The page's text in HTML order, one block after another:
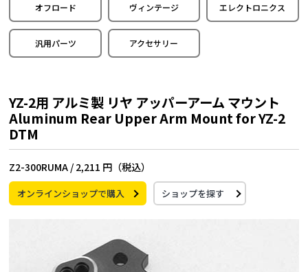
オフロード ヴィンテージ エレクトロニクス
汎用パーツ アクセサリー
YZ-2用 アルミ製 リヤ アッパーアーム マウント
Aluminum Rear Upper Arm Mount for YZ-2
DTM
Z2-300RUMA / 2,211 円（税込）
オンラインショップで購入 ショップを探す